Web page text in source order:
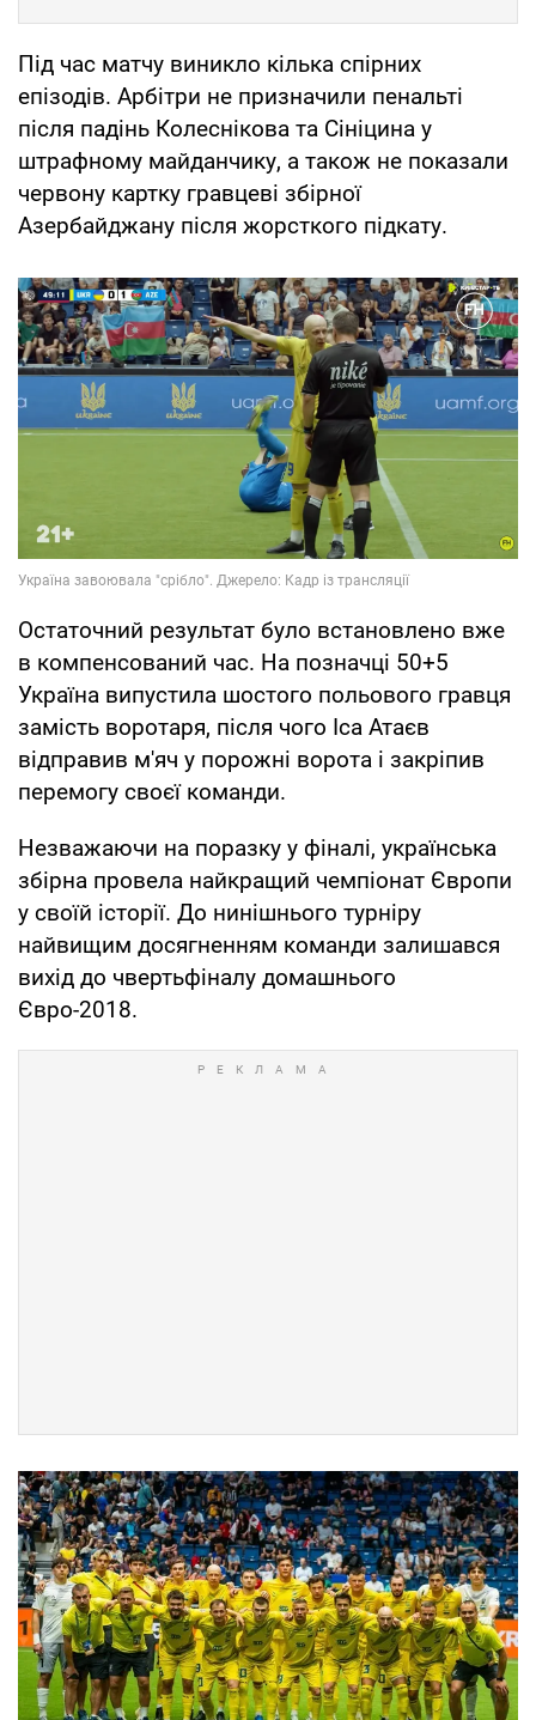
Під час матчу виникло кілька спірних
епізодів. Арбітри не призначили пенальті
після падінь Колеснікова та Сініцина у
штрафному майданчику, а також не показали
червону картку гравцеві збірної
Азербайджану після жорсткого підкату.
Остаточний результат було встановлено вже
в компенсований час. На позначці 50+5
Україна випустила шостого польового гравця
замість воротаря, після чого Іса Атаєв
відправив м'яч у порожні ворота і закріпив
перемогу своєї команди.
Незважаючи на поразку у фіналі, українська
збірна провела найкращий чемпіонат Європи
у своїй історії. До нинішнього турніру
найвищим досягненням команди залишався
вихід до чвертьфіналу домашнього
Євро-2018.